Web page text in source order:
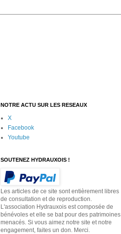
NOTRE ACTU SUR LES RESEAUX
X
Facebook
Youtube
SOUTENEZ HYDRAUXOIS !
Les articles de ce site sont entièrement libres
de consultation et de reproduction.
L'association Hydrauxois est composée de
bénévoles et elle se bat pour des patrimoines
menacés. Si vous aimez notre site et notre
engagement, faites un don. Merci.